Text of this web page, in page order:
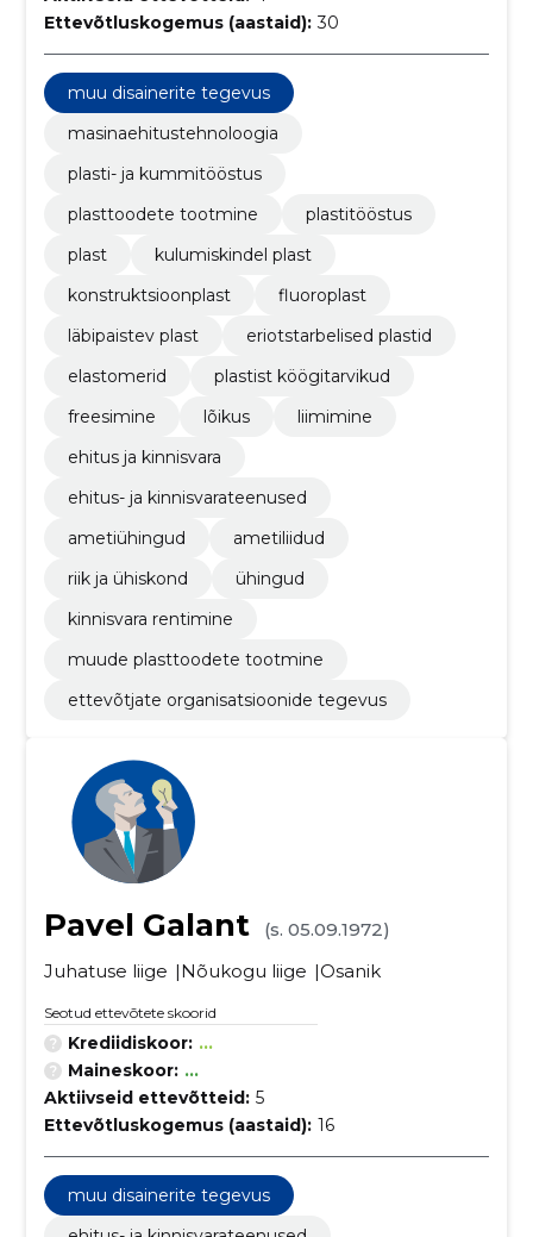
Ettevõtluskogemus (aastaid): 30
muu disainerite tegevus
masinaehitustehnoloogia
plasti- ja kummitööstus
plasttoodete tootmine
plastitööstus
plast
kulumiskindel plast
konstruktsioonplast
fluoroplast
läbipaistev plast
eriotstarbelised plastid
elastomerid
plastist köögitarvikud
freesimine
lõikus
liimimine
ehitus ja kinnisvara
ehitus- ja kinnisvarateenused
ametiühingud
ametiliidud
riik ja ühiskond
ühingud
kinnisvara rentimine
muude plasttoodete tootmine
ettevõtjate organisatsioonide tegevus
Pavel Galant
(s. 05.09.1972)
Juhatuse liige
Nõukogu liige Osanik
Seotud ettevõtete skoorid
Krediidiskoor: ...
Maineskoor: ...
Aktiivseid ettevõtteid: 5
Ettevõtluskogemus (aastaid): 16
muu disainerite tegevus